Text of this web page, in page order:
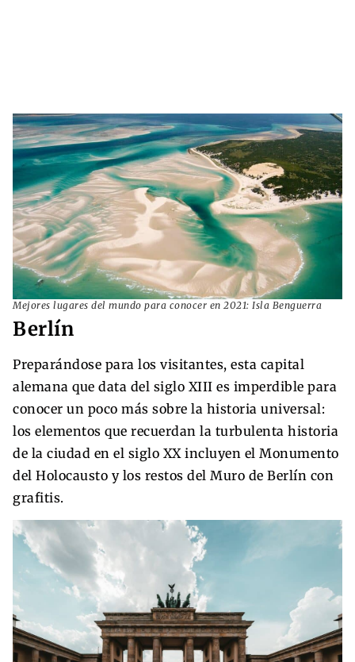
Mejores lugares del mundo para conocer en 2021: Isla Benguerra
Berlín
Preparándose para los visitantes, esta capital
alemana que data del siglo XIII es imperdible para
conocer un poco más sobre la historia universal:
los elementos que recuerdan la turbulenta historia
de la ciudad en el siglo XX incluyen el Monumento
del Holocausto y los restos del Muro de Berlín con
grafitis.